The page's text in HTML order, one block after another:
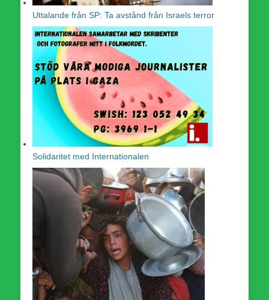
Uttalande från SP: Ta avstånd från Israels terror
Solidaritet med Internationalen